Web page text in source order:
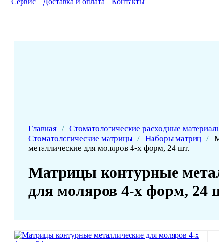
Сервис
Доставка и оплата Контакты
Главная / Стоматологические расходные
Стоматологические матрицы / Наборы матриц /
металлические для моляров 4-х форм, 24 шт.
Матрицы контурные
для моляров 4-х форм, 24